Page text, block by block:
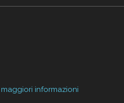
informazioni